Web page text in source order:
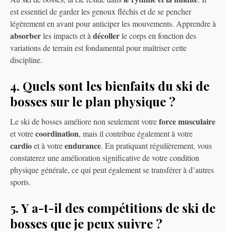
est essentiel de garder les genoux fléchis et de se pencher
légèrement en avant pour anticiper les mouvements. Apprendre à
absorberles impacts et à décollerle corps en fonction des
variations de terrain est fondamental pour maîtriser cette
discipline.
4. Quels sont les bienfaits du ski de
bosses sur le plan physique ?
Le ski de bosses améliore non seulement votreforce musculaire
et votrecoordination, mais il contribue également à votre
cardioet à votreendurance. En pratiquant régulièrement, vous
constaterez une amélioration significative de votre condition
physique générale, ce qui peut également se transférer à d’autres
sports.
5. Y a-t-il des compétitions de ski de
bosses que je peux suivre ?